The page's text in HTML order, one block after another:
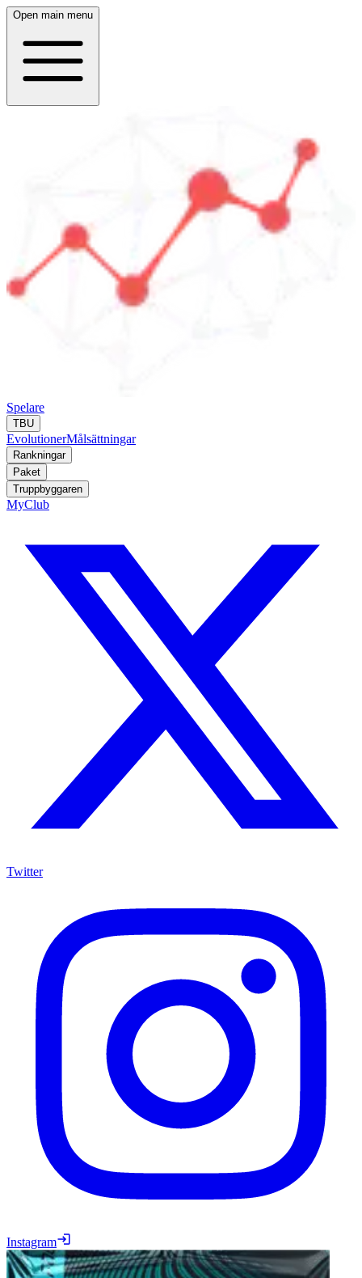
Open main menu
Spelare
TBU
EvolutionerMålsättningar
Rankningar
Paket
Truppbyggaren
MyClub
Twitter
Instagram